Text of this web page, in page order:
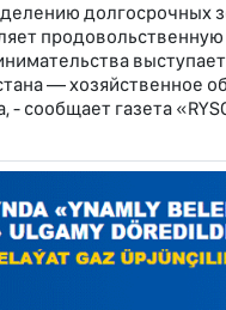
долгосрочных
— хозяйственное
- сообщает газета